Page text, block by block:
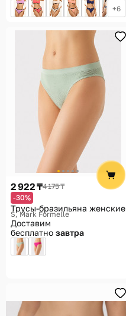
6
2 922 ₸4 175 ₸
-30%
Трусы-бразильяна женские
S Mark Formelle
Доставим
бесплатно завтра